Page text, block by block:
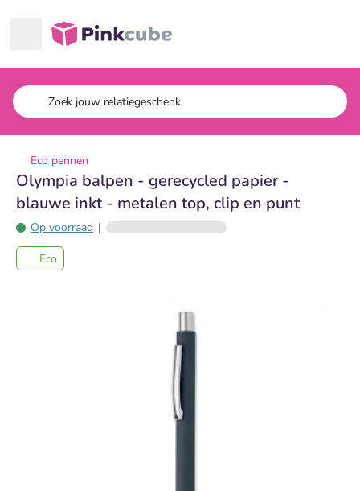
Pinkcube
Eco pennen
Olympia balpen - gerecycled papier -
blauwe inkt - metalen top, clip en punt
Op voorraad |
Eco